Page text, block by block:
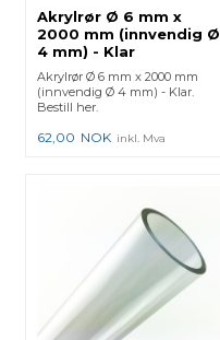
Akrylrør Ø 6 mm x
2000 mm (innvendig Ø
4 mm) - Klar
Akrylrør Ø 6 mm x 2000 mm
(innvendig Ø 4 mm) - Klar.
Bestill her.
62,00 NOK inkl. Mva